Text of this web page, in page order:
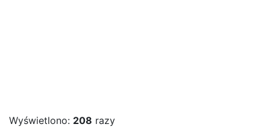
Wyświetlono: 208 razy